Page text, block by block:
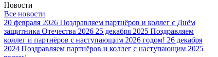
Новости
Все новости
20 февраля 2026 Поздравляем партнёров и коллег с Днём
защитника Отечества 2026 25 декабря 2025 Поздравляем
коллег и партнёров с наступающим 2026 годом! 26 декабря
2024 Поздравляем партнёров и коллег с наступающим 2025